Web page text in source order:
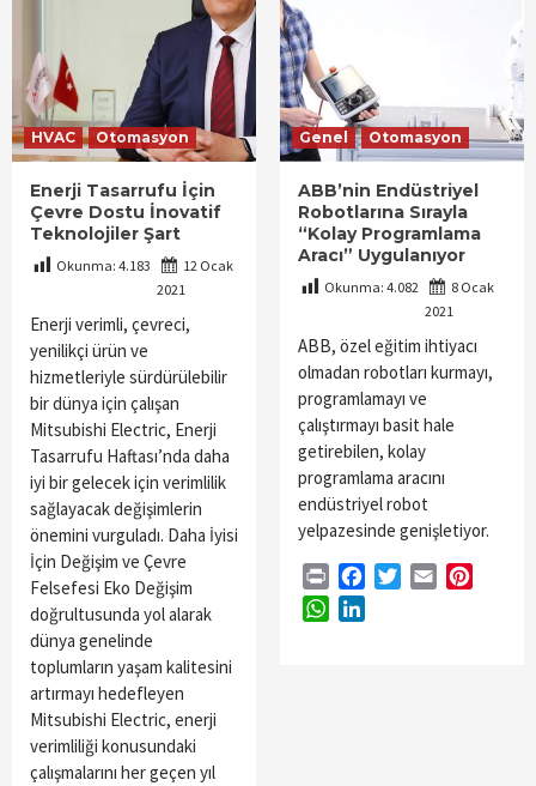
HVAC Otomasyon
Enerji Tasarrufu İçin
Çevre Dostu İnovatif
Teknolojiler Şart
Okunma: 4.183
12 Ocak
2021
Enerji verimli, çevreci,
yenilikçi ürün ve
hizmetleriyle sürdürülebilir
bir dünya için çalışan
Mitsubishi Electric, Enerji
Tasarrufu Haftası’nda daha
iyi bir gelecek için verimlilik
sağlayacak değişimlerin
önemini vurguladı. Daha İyisi
İçin Değişim ve Çevre
Felsefesi Eko Değişim
doğrultusunda yol alarak
dünya genelinde
toplumların yaşam kalitesini
artırmayı hedefleyen
Mitsubishi Electric, enerji
verimliliği konusundaki
çalışmalarını her geçen yıl
Genel Otomasyon
ABB’nin Endüstriyel
Robotlarına Sırayla
“Kolay Programlama
Aracı” Uygulanıyor
Okunma: 4.082
8 Ocak
2021
ABB, özel eğitim ihtiyacı
olmadan robotları kurmayı,
programlamayı ve
çalıştırmayı basit hale
getirebilen, kolay
programlama aracını
endüstriyel robot
yelpazesinde genişletiyor.
Print FacebookTwitterEmail
WhatsApp